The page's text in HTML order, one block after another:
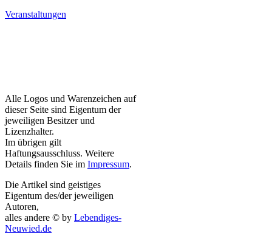
Veranstaltungen
Alle Logos und Warenzeichen auf
dieser Seite sind Eigentum der
jeweiligen Besitzer und
Lizenzhalter.
Im übrigen gilt
Haftungsausschluss. Weitere
Details finden Sie im Impressum.
Die Artikel sind geistiges
Eigentum des/der jeweiligen
Autoren,
alles andere © by Lebendiges-
Neuwied.de